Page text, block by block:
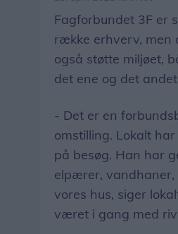
Fagforbundet 3F er
række erhverv, men
også støtte miljøet,
det ene og det
- Det er en
omstilling. Lokalt
på besøg. Han har
elpærer, vandhaner,
vores hus, siger
været i gang med